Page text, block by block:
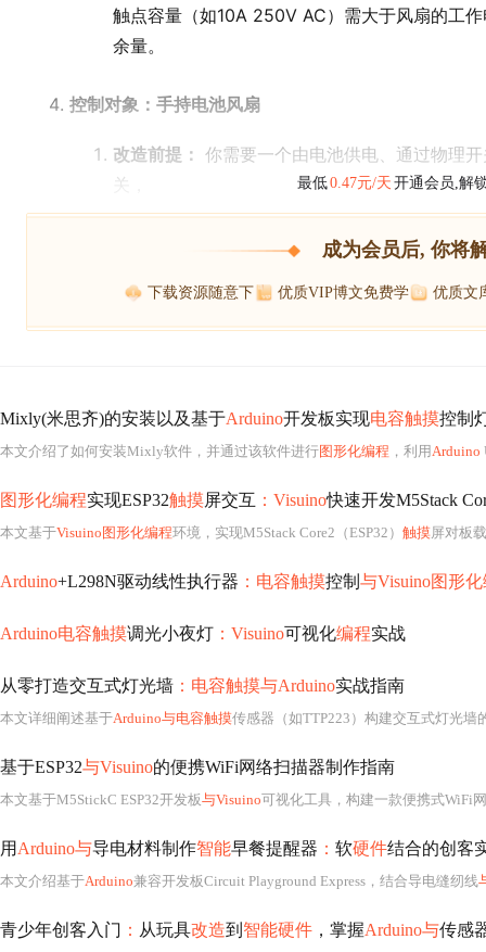
触点容量（如10A 250V AC）需大于风扇的工
余量。
控制对象：手持电池风扇
改造前提： 你需要一个由电池供电、通过物理
关，
最低0.47元/天 开通会员,解
成为会员后, 你将
下载资源随意下 优质VIP博文免费学 优质文
Mixly(米思齐)的安装以及基于Arduino开发板实现电容触摸控制
本文介绍了如何安装Mixly软件，并通过该软件进行图形化编程 ，利用Arduino
图形化编程实现ESP32触摸屏交互 ：Visuino快速开发M5Stack
本文基于Visuino图形化编程环境，实现M5Stack Core2（ESP32） 触摸屏对板载RGB LED
Arduino+L298N驱动线性执行器 ：电容触摸控制 与Visuino图形
Arduino电容触摸调光小夜灯 ：Visuino可视化编程实战
从零打造交互式灯光墙 ：电容触摸与Arduino实战指南
本文详细阐述基于Arduino与电容触摸传感器（如TTP223）构建交互式灯光墙的技
基于ESP32与Visuino的便携WiFi网络扫描器制作指南
本文基于M5StickC ESP32开发板与Visuino可视化工具，构建一款便携式WiFi网络扫描器。核心功能包括主动扫描周围AP、解析SSID/BSSID/RSSI/加密类
用 Arduino与导电材料制作智能早餐提醒器 ： 软硬件结合的创客
本文介绍基于Arduino兼容开发板Circuit Playground Express，结合导电缝纫线
青少年创客入门 ： 从玩具改造到 智能硬件 ，掌握Arduino与传感